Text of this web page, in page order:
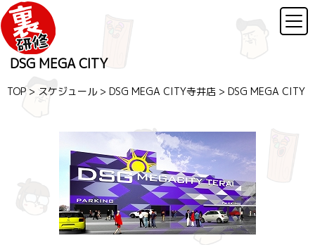
DSG MEGA CITY
TOP > スケジュール > DSG MEGA CITY寺井店 > DSG MEGA CITY